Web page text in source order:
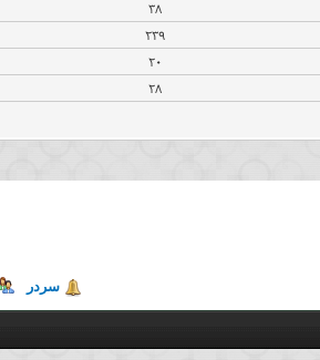
38
239
20
28
سردر